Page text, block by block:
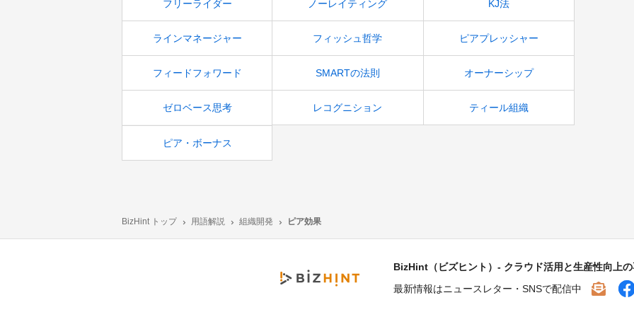
フリーライダー ノーレイティング KJ法
ラインマネージャー フィッシュ哲学 ピアプレッシャー
フィードフォワード SMARTの法則 オーナーシップ
ゼロベース思考 レコグニション ティール組織
ピア・ボーナス
BizHint トップ 用語解説 組織開発 ピア効果
BizHint（ビズヒント）- クラウド活用と生産性向上の
最新情報はニュースレター・SNSで配信中